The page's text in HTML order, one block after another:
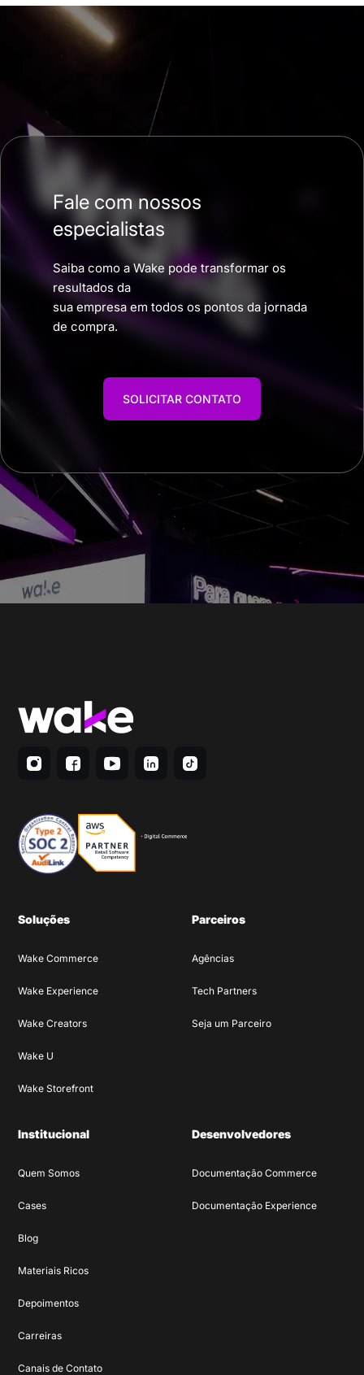
Fale com nossos
especialistas
Saiba como a Wake pode transformar os
resultados da
sua empresa em todos os pontos da jornada
de compra.
SOLICITAR CONTATO
Soluções
Wake Commerce
Wake Experience
Wake Creators
Wake U
Wake Storefront
Parceiros
Agências
Tech Partners
Seja um Parceiro
Institucional
Quem Somos
Cases
Blog
Materiais Ricos
Depoimentos
Carreiras
Canais de Contato
Desenvolvedores
Documentação Commerce
Documentação Experience